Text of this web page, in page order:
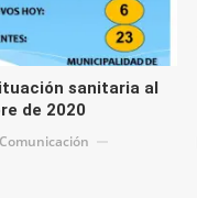
sanitaria al
de 2020
Comunicación